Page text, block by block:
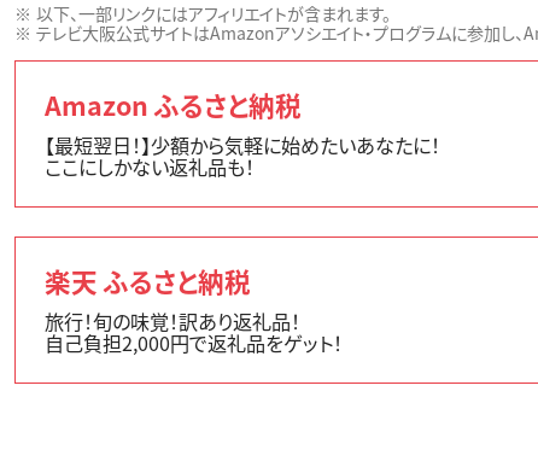
以下、一部リンクにはアフィリエイトが含まれます。
テレビ大阪公式サイトはAmazonアソシエイト・プログラムに参加し、
Amazon ふるさと納税
【最短翌日！】少額から気軽に始めたいあなたに！
ここにしかない返礼品も！
楽天 ふるさと納税
旅行！旬の味覚！訳あり返礼品！
自己負担2,000円で返礼品をゲット！